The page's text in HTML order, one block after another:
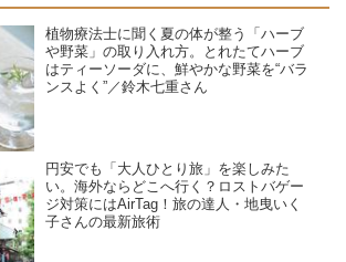
植物療法士に聞く夏の体が整う「ハーブ
や野菜」の取り入れ方。とれたてハーブ
はティーソーダに、鮮やかな野菜を“バラ
ンスよく”／鈴木七重さん
円安でも「大人ひとり旅」を楽しみた
い。海外ならどこへ行く？ロストバゲー
ジ対策にはAirTag！旅の達人・地曳いく
子さんの最新旅術